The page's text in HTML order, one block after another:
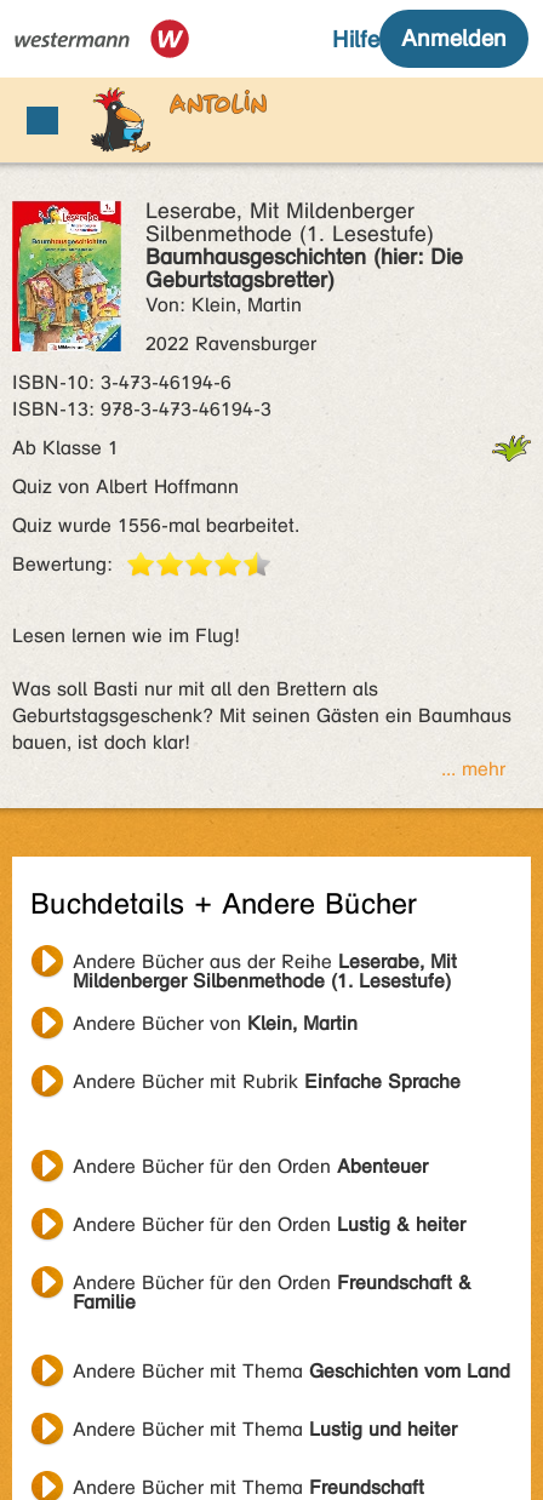
Leserabe, Mit Mildenberger
Silbenmethode (1. Lesestufe)
Baumhausgeschichten (hier: Die
Geburtstagsbretter)
Von: Klein, Martin
2022 Ravensburger
ISBN‑10: 3-473-46194-6
ISBN‑13: 978-3-473-46194-3
Ab Klasse 1
Quiz von Albert Hoffmann
Quiz wurde 1556-mal bearbeitet.
Bewertung:
Lesen lernen wie im Flug!
Was soll Basti nur mit all den Brettern als
Geburtstagsgeschenk? Mit seinen Gästen ein Baumhaus
bauen, ist doch klar!
... mehr
Buchdetails + Andere Bücher
Andere Bücher aus der Reihe Leserabe, Mit
Mildenberger Silbenmethode (1. Lesestufe)
Andere Bücher von Klein, Martin
Andere Bücher mit Rubrik Einfache Sprache
Andere Bücher für den Orden Abenteuer
Andere Bücher für den Orden Lustig & heiter
Andere Bücher für den Orden Freundschaft &
Familie
Andere Bücher mit Thema Geschichten vom Land
Andere Bücher mit Thema Lustig und heiter
Andere Bücher mit Thema Freundschaft